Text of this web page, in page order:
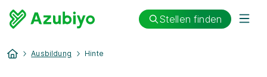
Stellen finden
Ausbildung Hinte